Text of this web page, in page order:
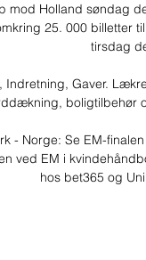
mod Holland søndag
25. 000 billetter
tirsdag
Indretning, Gaver.
boligtilbehør
- Norge: Se EM-
ved EM i
hos bet365 og